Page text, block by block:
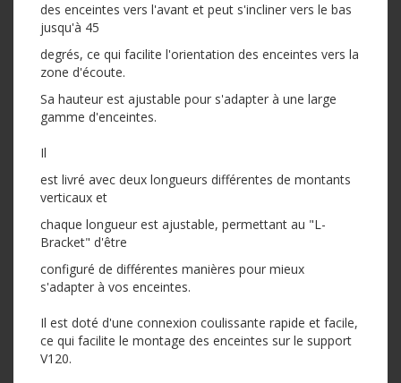
des enceintes vers l'avant et peut s'incliner vers le bas
jusqu'à 45
degrés, ce qui facilite l'orientation des enceintes vers la
zone d'écoute.
Sa hauteur est ajustable pour s'adapter à une large
gamme d'enceintes.
Il
est livré avec deux longueurs différentes de montants
verticaux et
chaque longueur est ajustable, permettant au "L-
Bracket" d'être
configuré de différentes manières pour mieux
s'adapter à vos enceintes.
Il est doté d'une connexion coulissante rapide et facile,
ce qui facilite le montage des enceintes sur le support
V120.